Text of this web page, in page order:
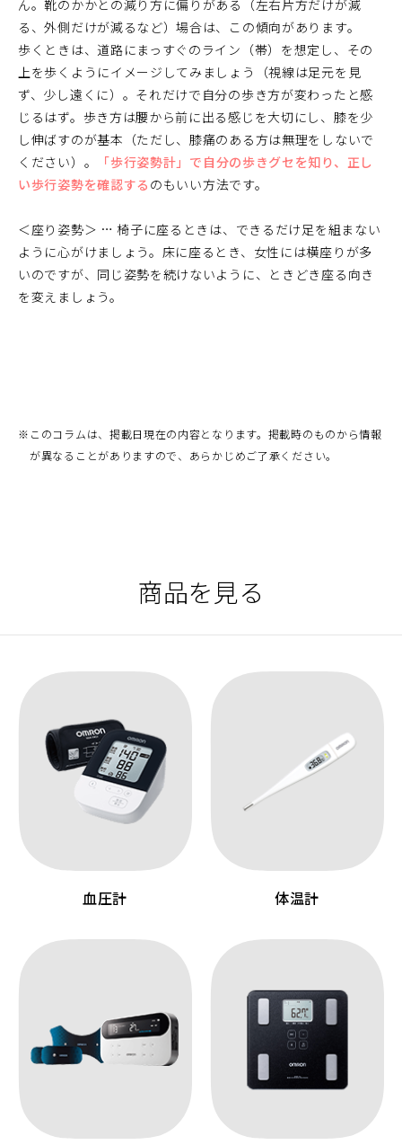
ん。靴のかかとの減り方に偏りがある（左右片方だけが減
る、外側だけが減るなど）場合は、この傾向があります。
歩くときは、道路にまっすぐのライン（帯）を想定し、その
上を歩くようにイメージしてみましょう（視線は足元を見
ず、少し遠くに）。それだけで自分の歩き方が変わったと感
じるはず。歩き方は腰から前に出る感じを大切にし、膝を少
し伸ばすのが基本（ただし、膝痛のある方は無理をしないで
ください）。
「歩行姿勢計」で自分の歩きグセを知り、正し
い歩行姿勢を確認する のもいい方法です。
＜座り姿勢＞ … 椅子に座るときは、できるだけ足を組まない
ように心がけましょう。床に座るとき、女性には横座りが多
いのですが、同じ姿勢を続けないように、ときどき座る向き
を変えましょう。
※ このコラムは、掲載日現在の内容となります。掲載時のものから情報
が異なることがありますので、あらかじめご了承ください。
商品を見る
血圧計 体温計